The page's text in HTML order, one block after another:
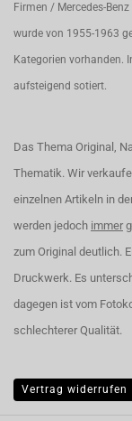
Firmen / Mercedes-
wurde von 1955-1963
Kategorien vorhanden.
aufsteigend sotiert.
Das Thema Original,
Thematik. Wir
einzelnen Artikeln in
werden jedoch immer
zum Original deutlich.
Druckwerk. Es
dagegen ist vom
schlechterer Qualität.
Vertrag widerrufen